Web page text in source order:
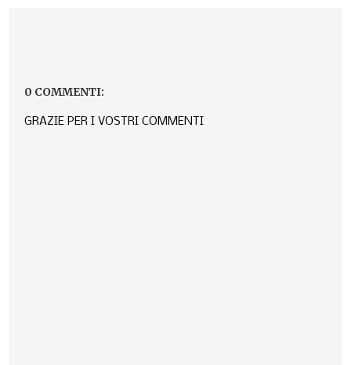
0 COMMENTI:
GRAZIE PER I VOSTRI COMMENTI